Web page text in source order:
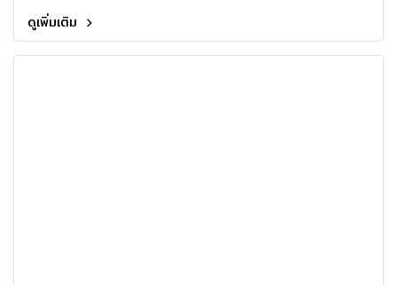
ดูเพิ่มเติม